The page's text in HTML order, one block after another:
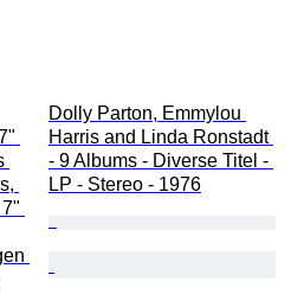
Dolly Parton, Emmylou
Harris and Linda Ronstadt
- 9 Albums - Diverse Titel -
LP - Stereo - 1976